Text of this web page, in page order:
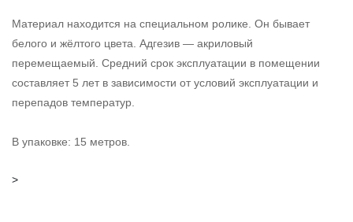
Материал находится на специальном ролике. Он бывает
белого и жёлтого цвета. Адгезив — акриловый
перемещаемый. Средний срок эксплуатации в помещении
составляет 5 лет в зависимости от условий эксплуатации и
перепадов температур.
В упаковке: 15 метров.
>